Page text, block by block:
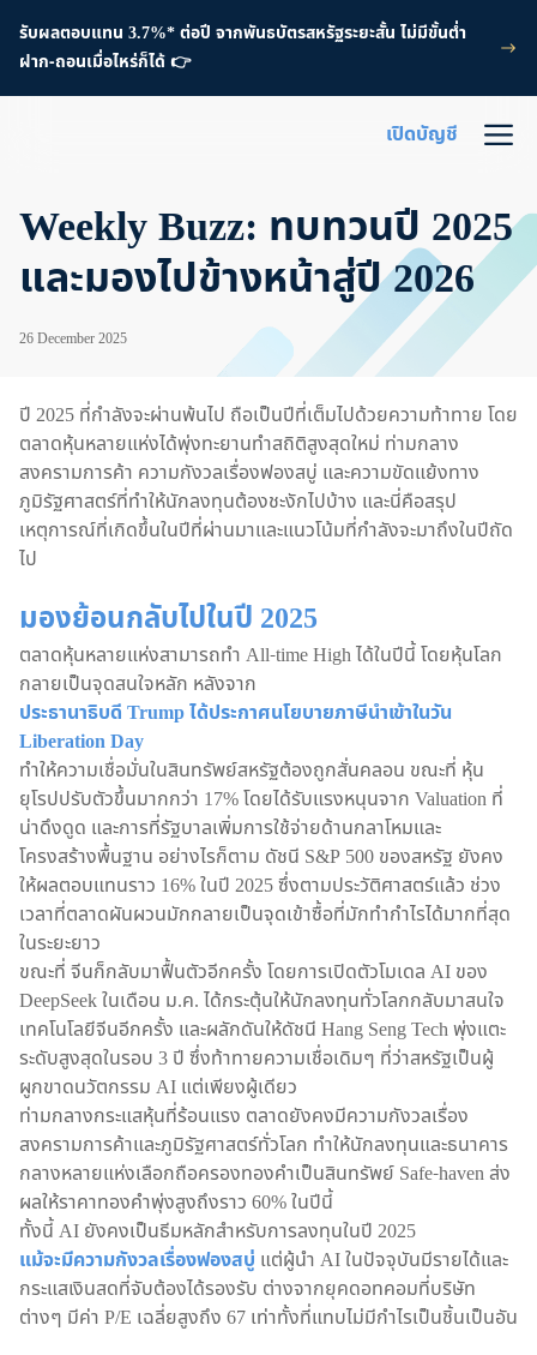
รับผลตอบแทน 3.7%* ต่อปี จากพันธบัตรสหรัฐระยะสั้น ไม่มีขั้นต่ำ
ฝาก-ถอนเมื่อไหร่ก็ได้ 👉
เปิดบัญชี
Weekly Buzz: ทบทวนปี 2025
และมองไปข้างหน้าสู่ปี 2026
26 December 2025
ปี 2025 ที่กำลังจะผ่านพ้นไป ถือเป็นปีที่เต็มไปด้วยความท้าทาย โดย
ตลาดหุ้นหลายแห่งได้พุ่งทะยานทำสถิติสูงสุดใหม่ ท่ามกลาง
สงครามการค้า ความกังวลเรื่องฟองสบู่ และความขัดแย้งทาง
ภูมิรัฐศาสตร์ที่ทำให้นักลงทุนต้องชะงักไปบ้าง และนี่คือสรุป
เหตุการณ์ที่เกิดขึ้นในปีที่ผ่านมาและแนวโน้มที่กำลังจะมาถึงในปีถัด
ไป
มองย้อนกลับไปในปี 2025
ตลาดหุ้นหลายแห่งสามารถทำ All-time High ได้ในปีนี้ โดยหุ้นโลก
กลายเป็นจุดสนใจหลัก หลังจาก
ประธานาธิบดี Trump ได้ประกาศนโยบายภาษีนำเข้าในวัน
Liberation Day
ทำให้ความเชื่อมั่นในสินทรัพย์สหรัฐต้องถูกสั่นคลอน ขณะที่ หุ้น
ยุโรปปรับตัวขึ้นมากกว่า 17% โดยได้รับแรงหนุนจาก Valuation ที่
น่าดึงดูด และการที่รัฐบาลเพิ่มการใช้จ่ายด้านกลาโหมและ
โครงสร้างพื้นฐาน อย่างไรก็ตาม ดัชนี S&P 500 ของสหรัฐ ยังคง
ให้ผลตอบแทนราว 16% ในปี 2025 ซึ่งตามประวัติศาสตร์แล้ว ช่วง
เวลาที่ตลาดผันผวนมักกลายเป็นจุดเข้าซื้อที่มักทำกำไรได้มากที่สุด
ในระยะยาว
ขณะที่ จีนก็กลับมาฟื้นตัวอีกครั้ง โดยการเปิดตัวโมเดล AI ของ
DeepSeek ในเดือน ม.ค. ได้กระตุ้นให้นักลงทุนทั่วโลกกลับมาสนใจ
เทคโนโลยีจีนอีกครั้ง และผลักดันให้ดัชนี Hang Seng Tech พุ่งแตะ
ระดับสูงสุดในรอบ 3 ปี ซึ่งท้าทายความเชื่อเดิมๆ ที่ว่าสหรัฐเป็นผู้
ผูกขาดนวัตกรรม AI แต่เพียงผู้เดียว
ท่ามกลางกระแสหุ้นที่ร้อนแรง ตลาดยังคงมีความกังวลเรื่อง
สงครามการค้าและภูมิรัฐศาสตร์ทั่วโลก ทำให้นักลงทุนและธนาคาร
กลางหลายแห่งเลือกถือครองทองคำเป็นสินทรัพย์ Safe-haven ส่ง
ผลให้ราคาทองคำพุ่งสูงถึงราว 60% ในปีนี้
ทั้งนี้ AI ยังคงเป็นธีมหลักสำหรับการลงทุนในปี 2025
แม้จะมีความกังวลเรื่องฟองสบู่ แต่ผู้นำ AI ในปัจจุบันมีรายได้และ
กระแสเงินสดที่จับต้องได้รองรับ ต่างจากยุคดอทคอมที่บริษัท
ต่างๆ มีค่า P/E เฉลี่ยสูงถึง 67 เท่าทั้งที่แทบไม่มีกำไรเป็นชิ้นเป็นอัน